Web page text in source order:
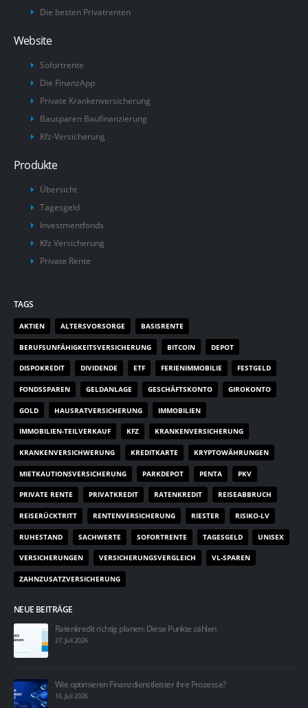
Die besten Privatrenten
Website
Sofortrente
Die FinanzApp
Private Krankenversicherung
Bausparen Baufinanzierung
Kfz-Versicherung
Produkte
Übersicht
Tagesgeld
Investmentfonds
Kfz Versicherung
Private Rente
TAGS
AKTIEN ALTERSVORSORGE BASISRENTE
BERUFSUNFÄHIGKEITSVERSICHERUNG BITCOIN DEPOT
DISPOKREDIT DIVIDENDE ETF FERIENIMMOBILIE FESTGELD
FONDSSPAREN GELDANLAGE GESCHÄFTSKONTO GIROKONTO
GOLD HAUSRATVERSICHERUNG IMMOBILIEN
IMMOBILIEN-TEILVERKAUF KFZ KRANKENVERSICHERUNG
KRANKENVERSICHWERUNG KREDITKARTE KRYPTOWÄHRUNGEN
MIETKAUTIONSVERSICHERUNG PARKDEPOT PENTA PKV
PRIVATE RENTE PRIVATKREDIT RATENKREDIT REISEABBRUCH
REISERÜCKTRITT RENTENVERSICHERUNG RIESTER RISIKO-LV
RUHESTAND SACHWERTE SOFORTRENTE TAGESGELD UNISEX
VERSICHERUNGEN VERSICHERUNGSVERGLEICH VL-SPAREN
ZAHNZUSATZVERSICHERUNG
NEUE BEITRÄGE
Ratenkredit richtig planen: Diese Punkte zählen
27. Juli 2026
Wie optimieren Finanzdienstleister ihre Prozesse?
16. Juli 2026